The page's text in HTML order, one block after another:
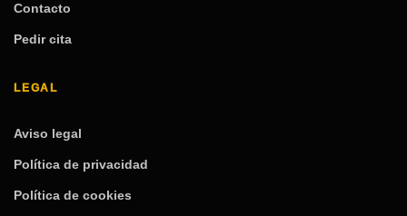
Contacto
Pedir cita
LEGAL
Aviso legal
Política de privacidad
Política de cookies